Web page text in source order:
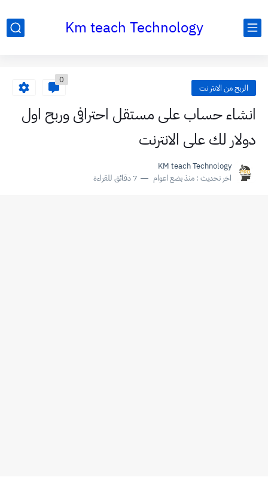
Km teach Technology
الربح من الانتر نت
0
انشاء حساب على مستقل احترافى وربح اول
دولار لك على الانترنت
KM teach Technology
اخر تحديث : منذ بضع اعوام 7 دقائق للقراءة